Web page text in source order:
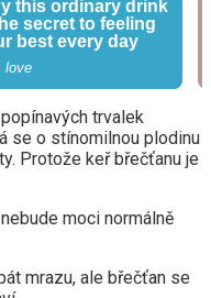
trvalek
se o stínomilnou plodinu
Protože keř břečťanu je
moci normálně
mrazu, ale břečťan se